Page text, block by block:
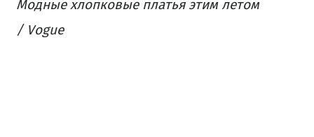
Модные хлопковые платья этим летом
/ Vogue